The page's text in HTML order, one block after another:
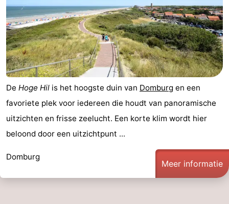
Schouwen-
Duiveland
-
Renesse
-
Brouwershaven
-
Zierikzee
-
Natuur
Oosterschelde
-
Burgh
-
De Hoge Hil is het hoogste duin van Domburg en een
favoriete plek voor iedereen die houdt van panoramische
uitzichten en frisse zeelucht. Een korte klim wordt hier
beloond door een uitzichtpunt ...
Domburg
Meer informatie